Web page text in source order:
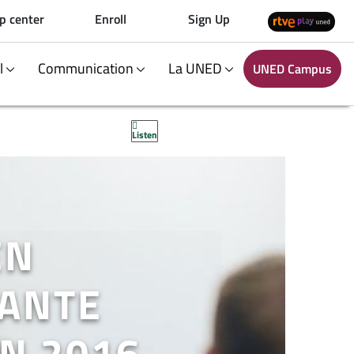
center Enroll Sign Up
Communication La UNED UNED Campus
Listen